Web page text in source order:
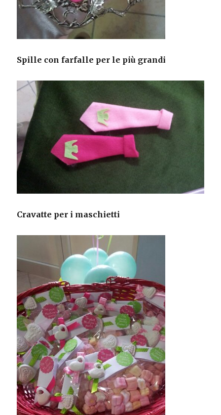
Spille con farfalle per le più grandi
Cravatte per i maschietti